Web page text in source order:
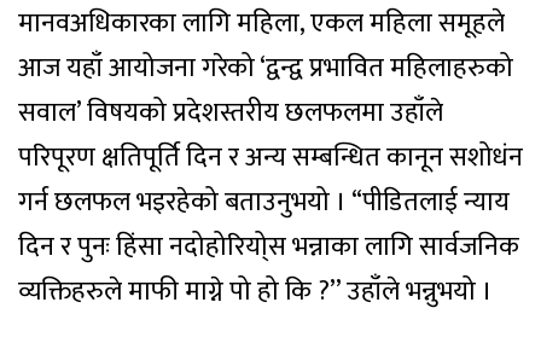
मानवअधिकारका लागि महिला, एकल महिला समूहले
आज यहाँ आयोजना गरेको ‘द्वन्द्व प्रभावित महिलाहरुको
सवाल’ विषयको प्रदेशस्तरीय छलफलमा उहाँले
परिपूरण क्षतिपूर्ति दिन र अन्य सम्बन्धित कानून सशोधंन
गर्न छलफल भइरहेको बताउनुभयो । “पीडितलाई न्याय
दिन र पुनः हिंसा नदोहोरियो्स भन्नाका लागि सार्वजनिक
व्यक्तिहरुले माफी माग्ने पो हो कि ?’’ उहाँले भन्नुभयो ।